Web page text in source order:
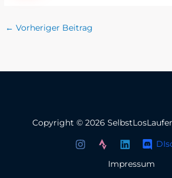
← Vorheriger Beitrag
Copyright © 2026
Impressum